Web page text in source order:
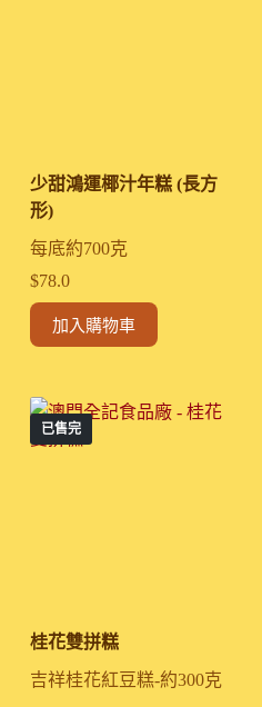
少甜鴻運椰汁年糕 (長方
形)
每底約700克
$78.0
加入購物車
已售完
桂花雙拼糕
吉祥桂花紅豆糕-約300克